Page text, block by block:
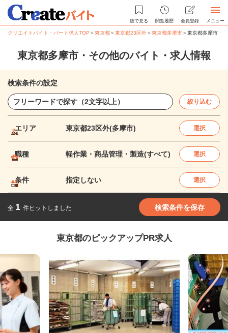
後で見る 閲覧履歴 会員登録 メニュー
クリエイトバイト・パート求人TOP ＞東京都＞東京都23区外＞東京都多摩市＞東京都多摩市・
東京都多摩市・その他のバイト・求人情報
検索条件の設定
絞り込む
エリア 東京都23区外(多摩市) 選択
職種 軽作業・商品管理・製造(すべて) 選択
条件 指定しない 選択
全 1 件ヒットしました 検索条件を保存
東京都のピックアップPR求人